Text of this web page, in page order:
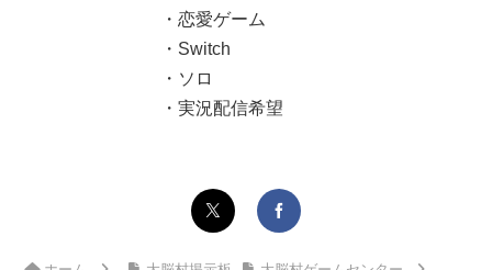
・恋愛ゲーム
・Switch
・ソロ
・実況配信希望